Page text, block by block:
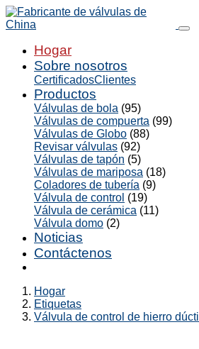
Hogar
Sobre nosotros
CertificadosClientes
Productos
Válvulas de bola (95)
Válvulas de compuerta (99)
Válvulas de Globo (88)
Revisar válvulas (92)
Válvulas de tapón (5)
Válvulas de mariposa (18)
Coladores de tubería (9)
Válvula de control (19)
Válvula de cerámica (11)
Válvula domo (2)
Noticias
Contáctenos
Hogar
Etiquetas
Válvula de control de hierro dúctil